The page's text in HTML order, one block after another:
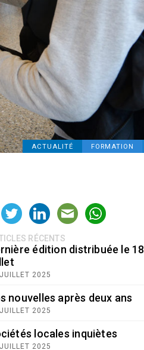
ACTUALITÉ FORMATION
RÉCENTS
édition distribuée le 18
2025
nouvelles après deux ans
2025
locales inquiètes
2025